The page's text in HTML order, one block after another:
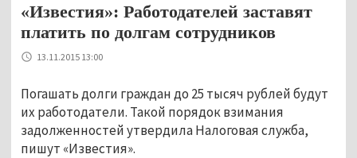
«Известия»: Работодателей заставят
платить по долгам сотрудников
13.11.2015 13:00
Погашать долги граждан до 25 тысяч рублей будут
их работодатели. Такой порядок взимания
задолженностей утвердила Налоговая служба,
пишут «Известия».